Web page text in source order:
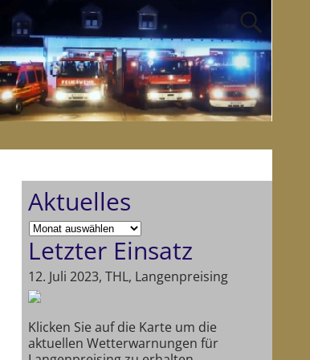
Aktuelles
Letzter Einsatz
12. Juli 2023, THL, Langenpreising
Klicken Sie auf die Karte um die
aktuellen Wetterwarnungen für